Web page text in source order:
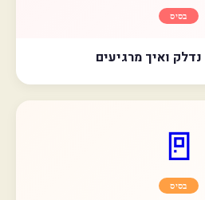
בסיס
ואיך מרגיעים
🚪
בסיס